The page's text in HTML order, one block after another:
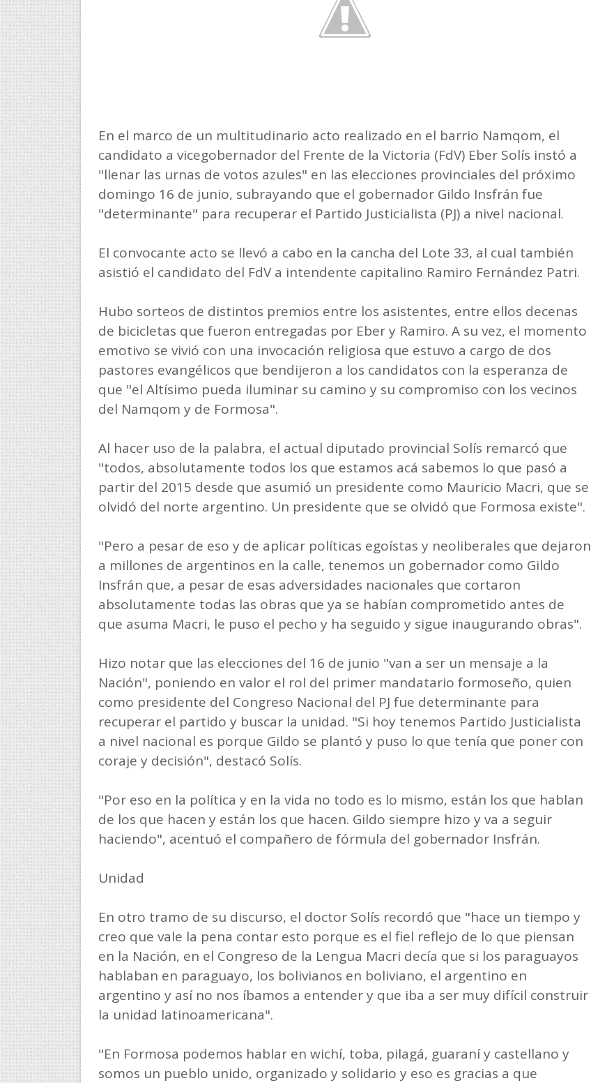
En el marco de un multitudinario acto realizado en el barrio Namqom, el
candidato a vicegobernador del Frente de la Victoria (FdV) Eber Solís instó a
"llenar las urnas de votos azules" en las elecciones provinciales del próximo
domingo 16 de junio, subrayando que el gobernador Gildo Insfrán fue
"determinante" para recuperar el Partido Justicialista (PJ) a nivel nacional.
El convocante acto se llevó a cabo en la cancha del Lote 33, al cual también
asistió el candidato del FdV a intendente capitalino Ramiro Fernández Patri.
Hubo sorteos de distintos premios entre los asistentes, entre ellos decenas
de bicicletas que fueron entregadas por Eber y Ramiro. A su vez, el momento
emotivo se vivió con una invocación religiosa que estuvo a cargo de dos
pastores evangélicos que bendijeron a los candidatos con la esperanza de
que "el Altísimo pueda iluminar su camino y su compromiso con los vecinos
del Namqom y de Formosa".
Al hacer uso de la palabra, el actual diputado provincial Solís remarcó que
"todos, absolutamente todos los que estamos acá sabemos lo que pasó a
partir del 2015 desde que asumió un presidente como Mauricio Macri, que se
olvidó del norte argentino. Un presidente que se olvidó que Formosa existe".
"Pero a pesar de eso y de aplicar políticas egoístas y neoliberales que dejaron
a millones de argentinos en la calle, tenemos un gobernador como Gildo
Insfrán que, a pesar de esas adversidades nacionales que cortaron
absolutamente todas las obras que ya se habían comprometido antes de
que asuma Macri, le puso el pecho y ha seguido y sigue inaugurando obras".
Hizo notar que las elecciones del 16 de junio "van a ser un mensaje a la
Nación", poniendo en valor el rol del primer mandatario formoseño, quien
como presidente del Congreso Nacional del PJ fue determinante para
recuperar el partido y buscar la unidad. "Si hoy tenemos Partido Justicialista
a nivel nacional es porque Gildo se plantó y puso lo que tenía que poner con
coraje y decisión", destacó Solís.
"Por eso en la política y en la vida no todo es lo mismo, están los que hablan
de los que hacen y están los que hacen. Gildo siempre hizo y va a seguir
haciendo", acentuó el compañero de fórmula del gobernador Insfrán.
Unidad
En otro tramo de su discurso, el doctor Solís recordó que "hace un tiempo y
creo que vale la pena contar esto porque es el fiel reflejo de lo que piensan
en la Nación, en el Congreso de la Lengua Macri decía que si los paraguayos
hablaban en paraguayo, los bolivianos en boliviano, el argentino en
argentino y así no nos íbamos a entender y que iba a ser muy difícil construir
la unidad latinoamericana".
"En Formosa podemos hablar en wichí, toba, pilagá, guaraní y castellano y
somos un pueblo unido, organizado y solidario y eso es gracias a que